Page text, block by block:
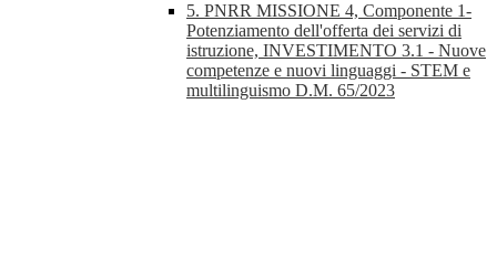
5. PNRR MISSIONE 4, Componente 1-
Potenziamento dell'offerta dei servizi di
istruzione, INVESTIMENTO 3.1 - Nuove
competenze e nuovi linguaggi - STEM e
multilinguismo D.M. 65/2023